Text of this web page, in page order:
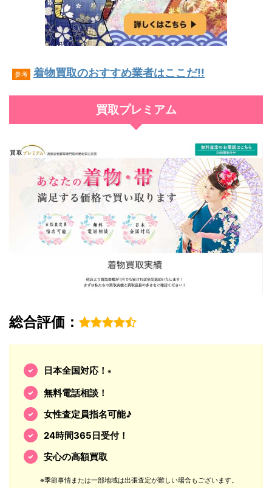
参考 着物買取のおすすめ業者はここだ!!
買取プレミアム
総合評価：
日本全国対応！ ※
無料電話相談！
女性査定員指名可能♪
24時間365日受付！
安心の高額買取
※季節事情または一部地域は出張査定が難しい場合もございます。